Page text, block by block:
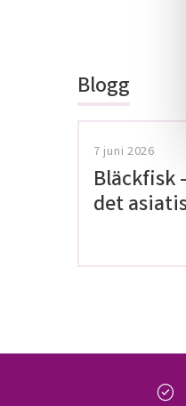
Blogg
7 juni 2026
Bläckfisk
det
check_circle